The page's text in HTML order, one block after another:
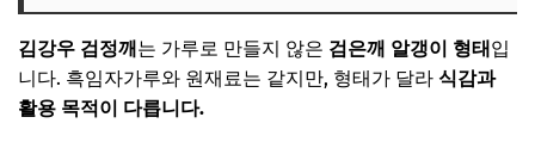
김강우 검정깨는 가루로 만들지 않은 검은깨 알갱이 형태입
니다. 흑임자가루와 원재료는 같지만, 형태가 달라 식감과
활용 목적이 다릅니다.